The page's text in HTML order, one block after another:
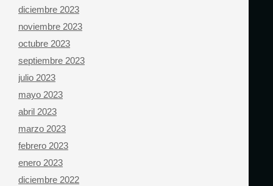
diciembre 2023
noviembre 2023
octubre 2023
septiembre 2023
julio 2023
mayo 2023
abril 2023
marzo 2023
febrero 2023
enero 2023
diciembre 2022